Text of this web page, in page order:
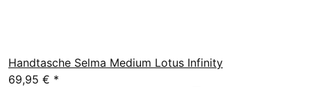
Handtasche Selma Medium Lotus Infinity
69,95 € *